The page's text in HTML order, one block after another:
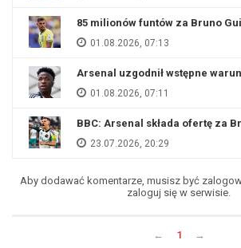
85 milionów funtów za Bruno
01.08.2026, 07:13
Arsenal uzgodnił wstępne
01.08.2026, 07:11
BBC: Arsenal składa ofertę za
23.07.2026, 20:29
Aby dodawać komentarze, musisz być
zaloguj się w serwisie.
← 1 →